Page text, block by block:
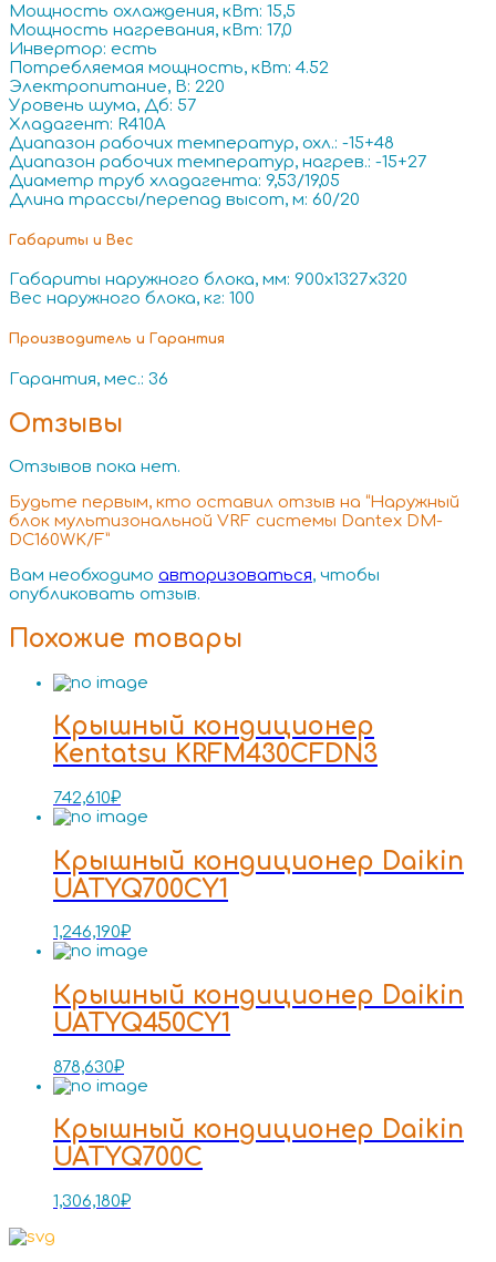
Мощность охлаждения, кВт: 15,5
Мощность нагревания, кВт: 17,0
Инвертор: есть
Потребляемая мощность, кВт: 4.52
Электропитание, В: 220
Уровень шума, Дб: 57
Хладагент: R410A
Диапазон рабочих температур, охл.: -15+48
Диапазон рабочих температур, нагрев.: -15+27
Диаметр труб хладагента: 9,53/19,05
Длина трассы/перепад высот, м: 60/20
Габариты и Вес
Габариты наружного блока, мм: 900x1327x320
Вес наружного блока, кг: 100
Производитель и Гарантия
Гарантия, мес.: 36
Отзывы
Отзывов пока нет.
Будьте первым, кто оставил отзыв на “Наружный
блок мультизональной VRF системы Dantex DM-
DC160WK/F”
Вам необходимо авторизоваться, чтобы
опубликовать отзыв.
Похожие товары
Крышный кондиционер
Kentatsu KRFM430CFDN3
742,610₽
Крышный кондиционер Daikin
UATYQ700CY1
1,246,190₽
Крышный кондиционер Daikin
UATYQ450CY1
878,630₽
Крышный кондиционер Daikin
UATYQ700C
1,306,180₽